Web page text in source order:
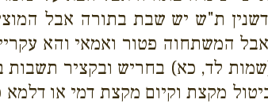
ת"ש יש שבת בתורה אבל
המשתחוה פטור ואמאי והא
לד, כא) בחריש ובקציר תשבות
מקצת וקיום מקצת דמי או דלמא